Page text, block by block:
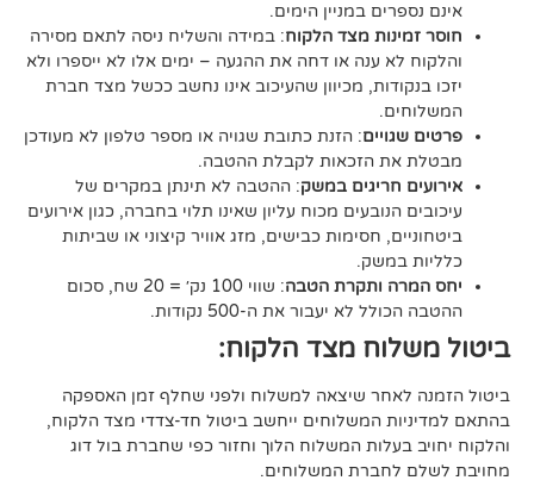
במניין הימים.
מצד הלקוח: במידה והשליח ניסה לתאם מסירה
ענה או דחה את ההגעה – ימים אלו לא ייספרו ולא
מכיוון שהעיכוב אינו נחשב ככשל מצד חברת
: הזנת כתובת שגויה או מספר טלפון לא מעודכן
הזכאות לקבלת ההטבה.
חריגים במשק: ההטבה לא תינתן במקרים של
מכוח עליון שאינו תלוי בחברה, כגון אירועים
חסימות כבישים, מזג אוויר קיצוני או שביתות
ותקרת הטבה
: שווי 100 נק׳ = 20 שח, סכום
לא יעבור את ה-500 נקודות.
מצד הלקוח:
שיצאה למשלוח ולפני שחלף זמן האספקה
המשלוחים ייחשב ביטול חד-צדדי מצד הלקוח,
המשלוח הלוך וחזור כפי שחברת בול דוג
המשלוחים.